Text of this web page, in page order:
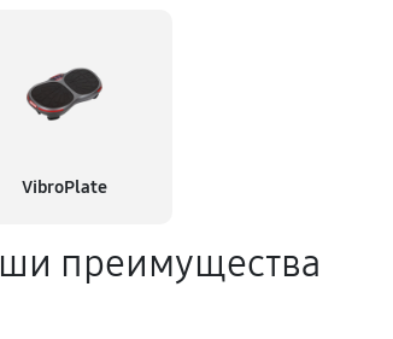
VibroPlate
преимущества